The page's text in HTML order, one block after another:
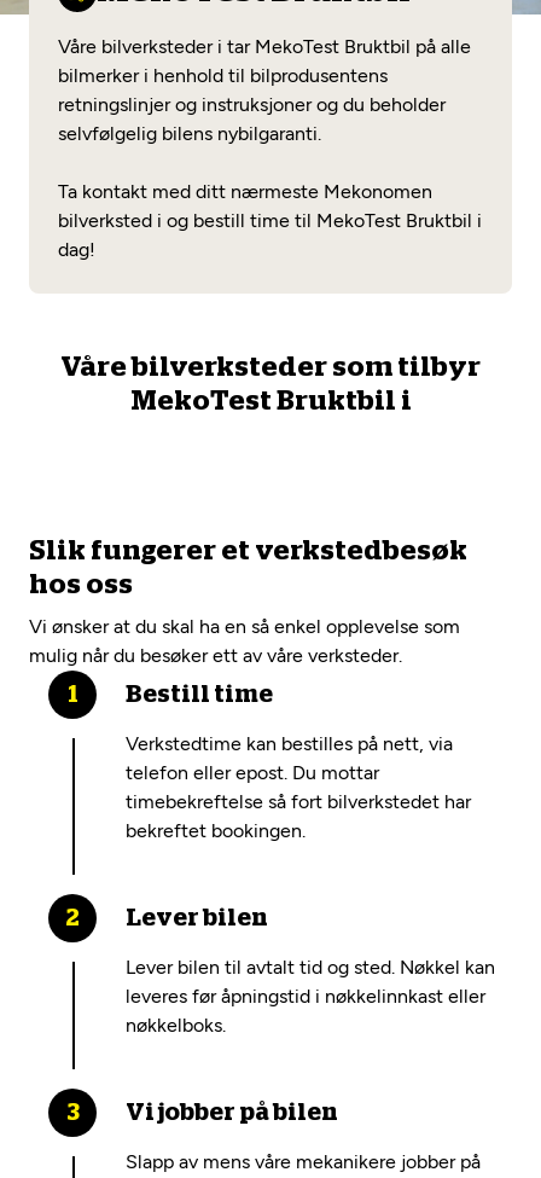
Se alle (52) tjenester her
Mekonomen Bilkonto
Mekonomen Fleet
Fritt verkstedvalg
Lønnsomt valg
Mobilitetsgaranti
Våre bilverksteder i tar MekoTest Bruktbil på alle
bilmerker i henhold til bilprodusentens
retningslinjer og instruksjoner og du beholder
selvfølgelig bilens nybilgaranti.
Ta kontakt med ditt nærmeste Mekonomen
bilverksted i og bestill time til MekoTest Bruktbil i
dag!
Våre bilverksteder som tilbyr
MekoTest Bruktbil i
Slik fungerer et verkstedbesøk
hos oss
Vi ønsker at du skal ha en så enkel opplevelse som
mulig når du besøker ett av våre verksteder.
Bestill time
Verkstedtime kan bestilles på nett, via
telefon eller epost. Du mottar
timebekreftelse så fort bilverkstedet har
bekreftet bookingen.
Lever bilen
Lever bilen til avtalt tid og sted. Nøkkel kan
leveres før åpningstid i nøkkelinnkast eller
nøkkelboks.
Vi jobber på bilen
Slapp av mens våre mekanikere jobber på